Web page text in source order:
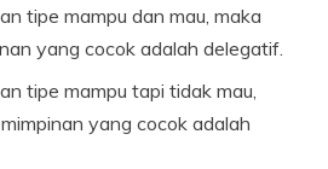
tipe mampu dan mau, maka
yang cocok adalah delegatif.
tipe mampu tapi tidak mau,
yang cocok adalah